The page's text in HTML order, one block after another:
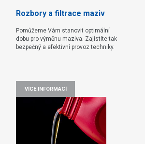
Rozbory a filtrace maziv
Pomůžeme Vám stanovit optimální
dobu pro výměnu maziva. Zajistíte tak
bezpečný a efektivní provoz techniky.
VÍCE INFORMACÍ